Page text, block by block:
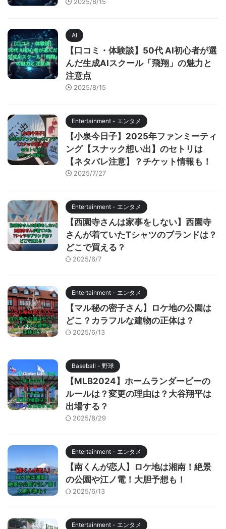
AI
【口コミ・体験談】50代 AI初心者が選
んだ生成AIスクール「飛翔」の魅力と
注意点
2025/8/15
Entertainment - エンタメ
【小泉今日子】2025年ファンミーティ
ング【スナック想い出】のセトリは
【ネタバレ注意】？チケット情報も！
2025/7/27
Entertainment - エンタメ
【西園寺さんは家事をしない】西園寺
さんが着ていたTシャツのブランドは？
どこで買える？
2025/6/7
Entertainment - エンタメ
【マル秘の密子さん】ロケ地の公園は
どこ？カラフルな建物の正体は？
2025/6/13
Baseball - 野球
【MLB2024】ホームランダービーの
ルールは？変更の理由は？大谷翔平は
出場する？
2025/8/29
Entertainment - エンタメ
【南くんが恋人】ロケ地は湘南！絶景
の公園や江ノ電！大胆予想も！
2025/6/13
Entertainment - エンタメ